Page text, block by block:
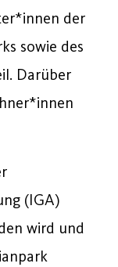
der
sowie des
Darüber
(IGA)
wird und